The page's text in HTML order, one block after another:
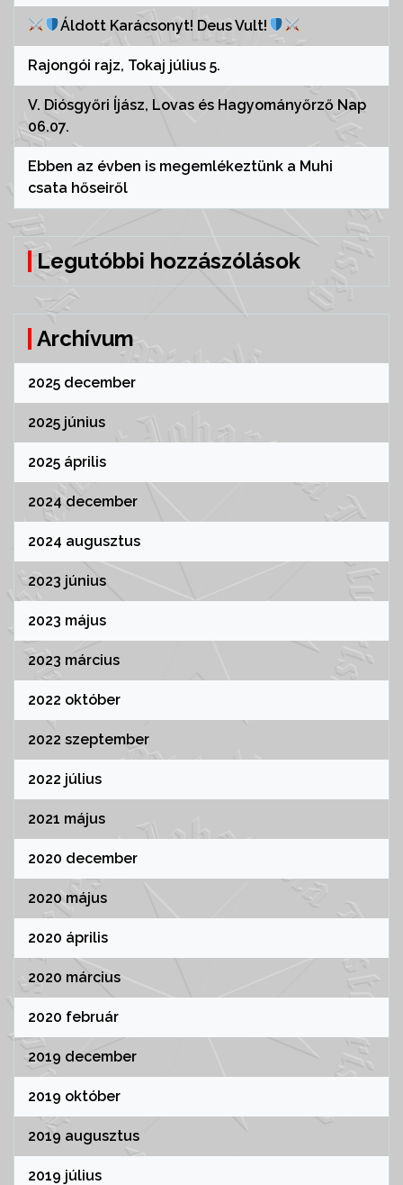
Áldott Karácsonyt! Deus Vult!
Rajongói rajz, Tokaj július 5.
V. Diósgyőri Íjász, Lovas és Hagyományőrző Nap
06.07.
Ebben az évben is megemlékeztünk a Muhi
csata hőseiről
Legutóbbi hozzászólások
Archívum
2025 december
2025 június
2025 április
2024 december
2024 augusztus
2023 június
2023 május
2023 március
2022 október
2022 szeptember
2022 július
2021 május
2020 december
2020 május
2020 április
2020 március
2020 február
2019 december
2019 október
2019 augusztus
2019 július